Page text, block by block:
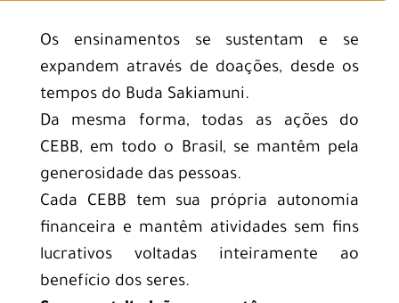
Os ensinamentos se sustentam e se
expandem através de doações, desde os
tempos do Buda Sakiamuni.
Da mesma forma, todas as ações do
CEBB, em todo o Brasil, se mantêm pela
generosidade das pessoas.
Cada CEBB tem sua própria autonomia
financeira e mantêm atividades sem fins
lucrativos voltadas inteiramente ao
benefício dos seres.